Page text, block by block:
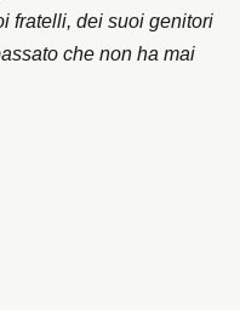
fratelli, dei suoi genitori
che non ha mai